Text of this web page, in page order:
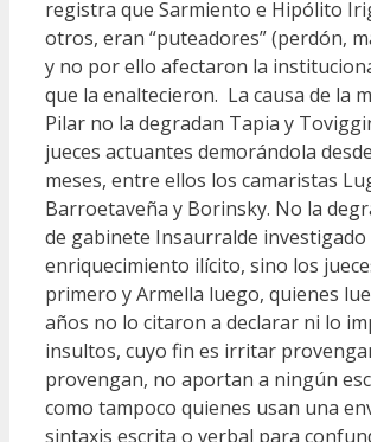
registra que Sarmiento e Hipólito
otros, eran “puteadores” (perdón,
y no por ello afectaron la
que la enaltecieron. La causa de la
Pilar no la degradan Tapia y
jueces actuantes demorándola
meses, entre ellos los camaristas
Barroetaveña y Borinsky. No la
de gabinete Insaurralde
enriquecimiento ilícito, sino los
primero y Armella luego, quienes
años no lo citaron a declarar ni lo
insultos, cuyo fin es irritar
provengan, no aportan a ningún
como tampoco quienes usan una
sintaxis escrita o verbal para